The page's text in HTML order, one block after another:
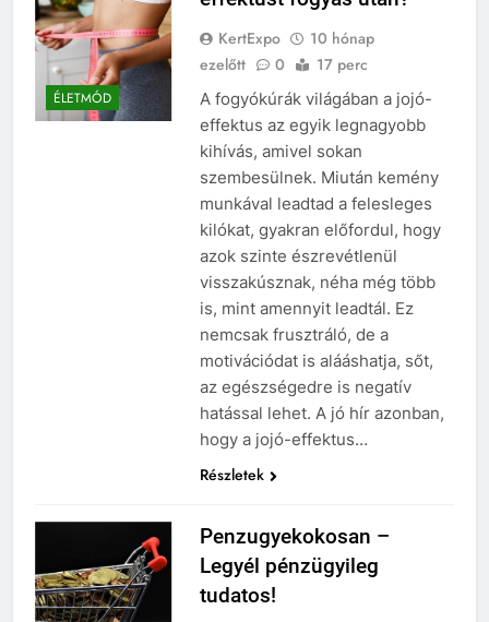
ÉLETMÓD
KertExpo
10 hónap
ezelőtt
0 17 perc
A fogyókúrák világában a jojó-
effektus az egyik legnagyobb
kihívás, amivel sokan
szembesülnek. Miután kemény
munkával leadtad a felesleges
kilókat, gyakran előfordul, hogy
azok szinte észrevétlenül
visszakúsznak, néha még több
is, mint amennyit leadtál. Ez
nemcsak frusztráló, de a
motivációdat is alááshatja, sőt,
az egészségedre is negatív
hatással lehet. A jó hír azonban,
hogy a jojó-effektus…
Részletek
Penzugyekokosan –
Legyél pénzügyileg
tudatos!